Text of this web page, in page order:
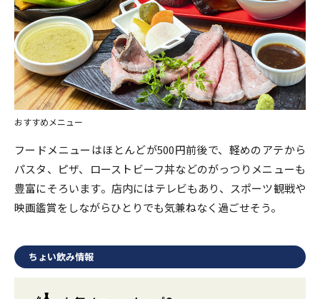
おすすめメニュー
フードメニューはほとんどが500円前後で、軽めのアテから
パスタ、ピザ、ローストビーフ丼などのがっつりメニューも
豊富にそろいます。店内にはテレビもあり、スポーツ観戦や
映画鑑賞をしながらひとりでも気兼ねなく過ごせそう。
ちょい飲み情報